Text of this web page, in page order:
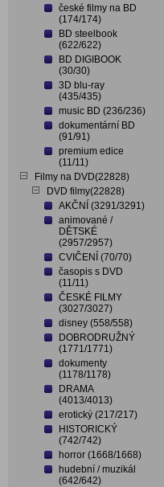
české filmy na BD
(174/174)
BD steelbook
(622/622)
BD DIGIBOOK
(30/30)
3D blu-ray
(435/435)
music BD (236/236)
dokumentární BD
(91/91)
premium edice
(11/11)
Filmy na DVD(22828)
DVD filmy(22828)
AKČNÍ (3291/3291)
animované /
DĚTSKÉ
(2957/2957)
CVIČENÍ (70/70)
časopis s DVD
(11/11)
ČESKÉ FILMY
(3027/3027)
disney (558/558)
DOBRODRUŽNÝ
(1771/1771)
dokumenty
(1178/1178)
DRAMA
(4013/4013)
erotický (217/217)
HISTORICKÝ
(742/742)
horror (1668/1668)
hudební / muzikál
(642/642)